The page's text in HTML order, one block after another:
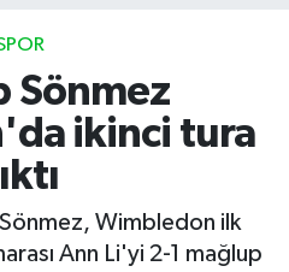
Sönmez
ikinci tura
Wimbledon ilk
Ann Li'yi 2-1 mağlup